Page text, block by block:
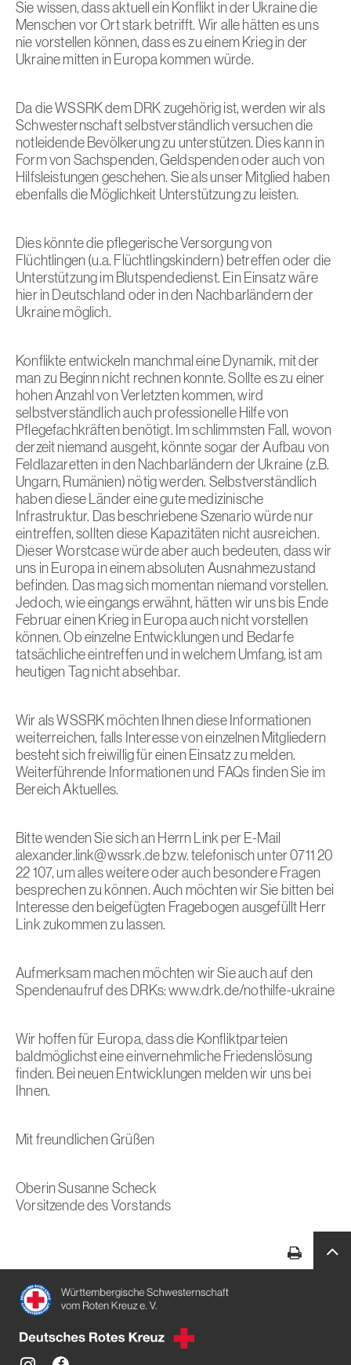
Sie wissen, dass aktuell ein Konflikt in der Ukraine die
Menschen vor Ort stark betrifft. Wir alle hätten es uns
nie vorstellen können, dass es zu einem Krieg in der
Ukraine mitten in Europa kommen würde.
Da die WSSRK dem DRK zugehörig ist, werden wir als
Schwesternschaft selbstverständlich versuchen die
notleidende Bevölkerung zu unterstützen. Dies kann in
Form von Sachspenden, Geldspenden oder auch von
Hilfsleistungen geschehen. Sie als unser Mitglied haben
ebenfalls die Möglichkeit Unterstützung zu leisten.
Dies könnte die pflegerische Versorgung von
Flüchtlingen (u.a. Flüchtlingskindern) betreffen oder die
Unterstützung im Blutspendedienst. Ein Einsatz wäre
hier in Deutschland oder in den Nachbarländern der
Ukraine möglich.
Konflikte entwickeln manchmal eine Dynamik, mit der
man zu Beginn nicht rechnen konnte. Sollte es zu einer
hohen Anzahl von Verletzten kommen, wird
selbstverständlich auch professionelle Hilfe von
Pflegefachkräften benötigt. Im schlimmsten Fall, wovon
derzeit niemand ausgeht, könnte sogar der Aufbau von
Feldlazaretten in den Nachbarländern der Ukraine (z.B.
Ungarn, Rumänien) nötig werden. Selbstverständlich
haben diese Länder eine gute medizinische
Infrastruktur. Das beschriebene Szenario würde nur
eintreffen, sollten diese Kapazitäten nicht ausreichen.
Dieser Worstcase würde aber auch bedeuten, dass wir
uns in Europa in einem absoluten Ausnahmezustand
befinden. Das mag sich momentan niemand vorstellen.
Jedoch, wie eingangs erwähnt, hätten wir uns bis Ende
Februar einen Krieg in Europa auch nicht vorstellen
können. Ob einzelne Entwicklungen und Bedarfe
tatsächliche eintreffen und in welchem Umfang, ist am
heutigen Tag nicht absehbar.
Wir als WSSRK möchten Ihnen diese Informationen
weiterreichen, falls Interesse von einzelnen Mitgliedern
besteht sich freiwillig für einen Einsatz zu melden.
Weiterführende Informationen und FAQs finden Sie im
Bereich Aktuelles.
Bitte wenden Sie sich an Herrn Link per E-Mail
alexander.link@wssrk.de bzw. telefonisch unter 0711 20
22 107, um alles weitere oder auch besondere Fragen
besprechen zu können. Auch möchten wir Sie bitten bei
Interesse den beigefügten Fragebogen ausgefüllt Herr
Link zukommen zu lassen.
Aufmerksam machen möchten wir Sie auch auf den
Spendenaufruf des DRKs:www.drk.de/nothilfe-ukraine
Wir hoffen für Europa, dass die Konfliktparteien
baldmöglichst eine einvernehmliche Friedenslösung
finden. Bei neuen Entwicklungen melden wir uns bei
Ihnen.
Mit freundlichen Grüßen
Oberin Susanne Scheck
Vorsitzende des Vorstands